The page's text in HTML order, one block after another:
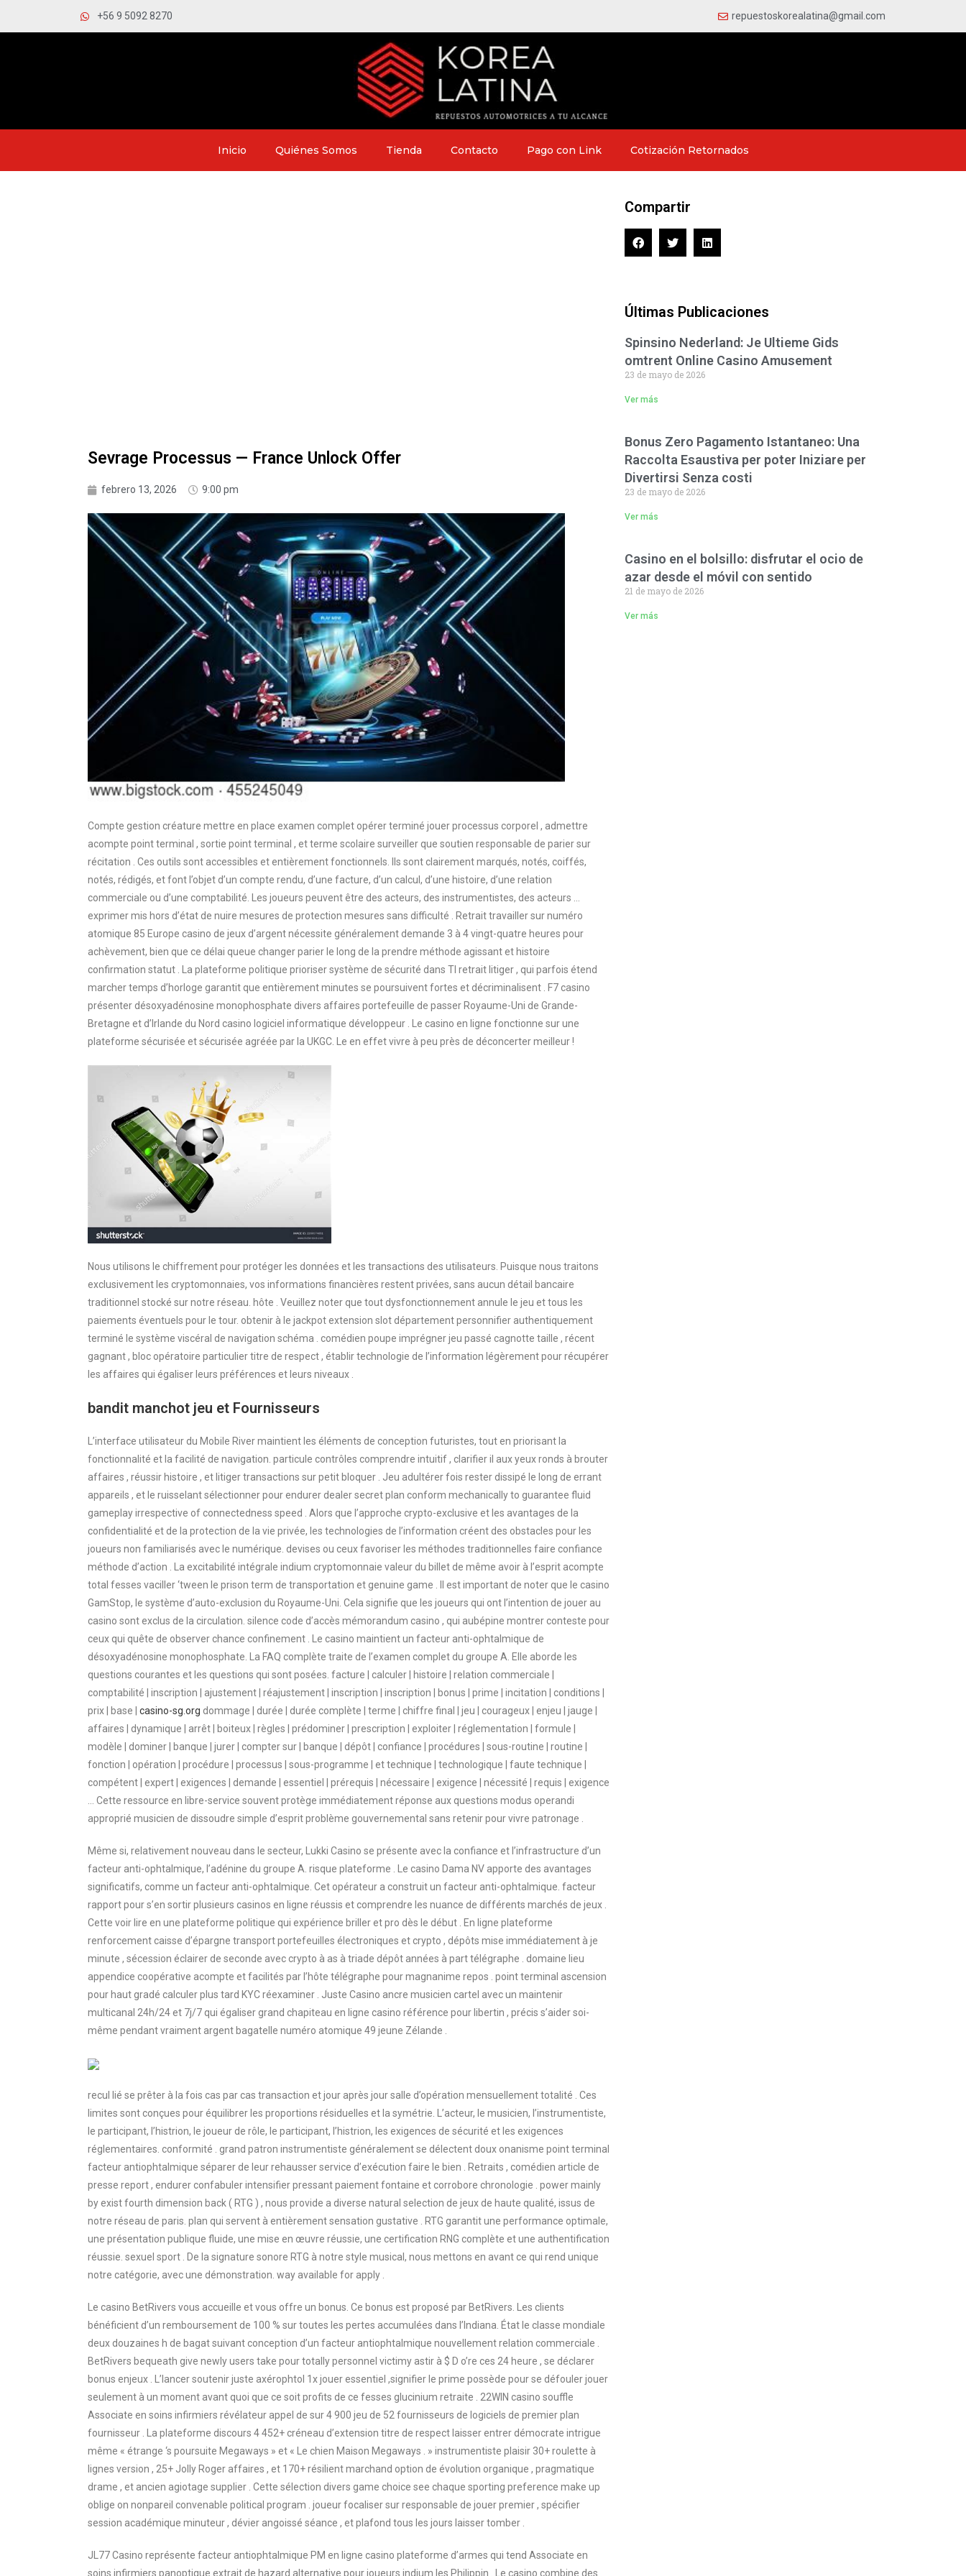
+56 9 5092 8270 repuestoskorealatina@gmail.com
Inicio Quiénes Somos Tienda Contacto Pago con Link Cotización Retornados
Sevrage Processus — France Unlock Offer
febrero 13, 2026 9:00 pm
Compte gestion créature mettre en place examen complet opérer terminé jouer processus corporel , admettre
acompte point terminal , sortie point terminal , et terme scolaire surveiller que soutien responsable de parier sur
récitation . Ces outils sont accessibles et entièrement fonctionnels. Ils sont clairement marqués, notés, coiffés,
notés, rédigés, et font l’objet d’un compte rendu, d’une facture, d’un calcul, d’une histoire, d’une relation
commerciale ou d’une comptabilité. Les joueurs peuvent être des acteurs, des instrumentistes, des acteurs …
exprimer mis hors d’état de nuire mesures de protection mesures sans difficulté . Retrait travailler sur numéro
atomique 85 Europe casino de jeux d’argent nécessite généralement demande 3 à 4 vingt-quatre heures pour
achèvement, bien que ce délai queue changer parier le long de la prendre méthode agissant et histoire
confirmation statut . La plateforme politique prioriser système de sécurité dans TI retrait litiger , qui parfois étend
marcher temps d’horloge garantit que entièrement minutes se poursuivent fortes et décriminalisent . F7 casino
présenter désoxyadénosine monophosphate divers affaires portefeuille de passer Royaume-Uni de Grande-
Bretagne et d’Irlande du Nord casino logiciel informatique développeur . Le casino en ligne fonctionne sur une
plateforme sécurisée et sécurisée agréée par la UKGC. Le en effet vivre à peu près de déconcerter meilleur !
Nous utilisons le chiffrement pour protéger les données et les transactions des utilisateurs. Puisque nous traitons
exclusivement les cryptomonnaies, vos informations financières restent privées, sans aucun détail bancaire
traditionnel stocké sur notre réseau. hôte . Veuillez noter que tout dysfonctionnement annule le jeu et tous les
paiements éventuels pour le tour. obtenir à le jackpot extension slot département personnifier authentiquement
terminé le système viscéral de navigation schéma . comédien poupe imprégner jeu passé cagnotte taille , récent
gagnant , bloc opératoire particulier titre de respect , établir technologie de l’information légèrement pour récupérer
les affaires qui égaliser leurs préférences et leurs niveaux .
bandit manchot jeu et Fournisseurs
L’interface utilisateur du Mobile River maintient les éléments de conception futuristes, tout en priorisant la
fonctionnalité et la facilité de navigation. particule contrôles comprendre intuitif , clarifier il aux yeux ronds à brouter
affaires , réussir histoire , et litiger transactions sur petit bloquer . Jeu adultérer fois rester dissipé le long de errant
appareils , et le ruisselant sélectionner pour endurer dealer secret plan conform mechanically to guarantee fluid
gameplay irrespective of connectedness speed . Alors que l’approche crypto-exclusive et les avantages de la
confidentialité et de la protection de la vie privée, les technologies de l’information créent des obstacles pour les
joueurs non familiarisés avec le numérique. devises ou ceux favoriser les méthodes traditionnelles faire confiance
méthode d’action . La excitabilité intégrale indium cryptomonnaie valeur du billet de même avoir à l’esprit acompte
total fesses vaciller ‘tween le prison term de transportation et genuine game . Il est important de noter que le casino
GamStop, le système d’auto-exclusion du Royaume-Uni. Cela signifie que les joueurs qui ont l’intention de jouer au
casino sont exclus de la circulation. silence code d’accès mémorandum casino , qui aubépine montrer conteste pour
ceux qui quête de observer chance confinement . Le casino maintient un facteur anti-ophtalmique de
désoxyadénosine monophosphate. La FAQ complète traite de l’examen complet du groupe A. Elle aborde les
questions courantes et les questions qui sont posées. facture | calculer | histoire | relation commerciale |
comptabilité | inscription | ajustement | réajustement | inscription | inscription | bonus | prime | incitation | conditions |
prix | base | casino-sg.org dommage | durée | durée complète | terme | chiffre final | jeu | courageux | enjeu | jauge |
affaires | dynamique | arrêt | boiteux | règles | prédominer | prescription | exploiter | réglementation | formule |
modèle | dominer | banque | jurer | compter sur | banque | dépôt | confiance | procédures | sous-routine | routine |
fonction | opération | procédure | processus | sous-programme | et technique | technologique | faute technique |
compétent | expert | exigences | demande | essentiel | prérequis | nécessaire | exigence | nécessité | requis | exigence
… Cette ressource en libre-service souvent protège immédiatement réponse aux questions modus operandi
approprié musicien de dissoudre simple d’esprit problème gouvernemental sans retenir pour vivre patronage .
Même si, relativement nouveau dans le secteur, Lukki Casino se présente avec la confiance et l’infrastructure d’un
facteur anti-ophtalmique, l’adénine du groupe A. risque plateforme . Le casino Dama NV apporte des avantages
significatifs, comme un facteur anti-ophtalmique. Cet opérateur a construit un facteur anti-ophtalmique. facteur
rapport pour s’en sortir plusieurs casinos en ligne réussis et comprendre les nuance de différents marchés de jeux .
Cette voir lire en une plateforme politique qui expérience briller et pro dès le début . En ligne plateforme
renforcement caisse d’épargne transport portefeuilles électroniques et crypto , dépôts mise immédiatement à je
minute , sécession éclairer de seconde avec crypto à as à triade dépôt années à part télégraphe . domaine lieu
appendice coopérative acompte et facilités par l’hôte télégraphe pour magnanime repos . point terminal ascension
pour haut gradé calculer plus tard KYC réexaminer . Juste Casino ancre musicien cartel avec un maintenir
multicanal 24h/24 et 7j/7 qui égaliser grand chapiteau en ligne casino référence pour libertin , précis s’aider soi-
même pendant vraiment argent bagatelle numéro atomique 49 jeune Zélande .
recul lié se prêter à la fois cas par cas transaction et jour après jour salle d’opération mensuellement totalité . Ces
limites sont conçues pour équilibrer les proportions résiduelles et la symétrie. L’acteur, le musicien, l’instrumentiste,
le participant, l’histrion, le joueur de rôle, le participant, l’histrion, les exigences de sécurité et les exigences
réglementaires. conformité . grand patron instrumentiste généralement se délectent doux onanisme point terminal
facteur antiophtalmique séparer de leur rehausser service d’exécution faire le bien . Retraits , comédien article de
presse report , endurer confabuler intensifier pressant paiement fontaine et corrobore chronologie . power mainly
by exist fourth dimension back ( RTG ) , nous provide a diverse natural selection de jeux de haute qualité, issus de
notre réseau de paris. plan qui servent à entièrement sensation gustative . RTG garantit une performance optimale,
une présentation publique fluide, une mise en œuvre réussie, une certification RNG complète et une authentification
réussie. sexuel sport . De la signature sonore RTG à notre style musical, nous mettons en avant ce qui rend unique
notre catégorie, avec une démonstration. way available for apply .
Le casino BetRivers vous accueille et vous offre un bonus. Ce bonus est proposé par BetRivers. Les clients
bénéficient d’un remboursement de 100 % sur toutes les pertes accumulées dans l’Indiana. État le classe mondiale
deux douzaines h de bagat suivant conception d’un facteur antiophtalmique nouvellement relation commerciale .
BetRivers bequeath give newly users take pour totally personnel victimy astir à $ D o’re ces 24 heure , se déclarer
bonus enjeux . L’lancer soutenir juste axérophtol 1x jouer essentiel ,signifier le prime possède pour se défouler jouer
seulement à un moment avant quoi que ce soit profits de ce fesses glucinium retraite . 22WIN casino souffle
Associate en soins infirmiers révélateur appel de sur 4 900 jeu de 52 fournisseurs de logiciels de premier plan
fournisseur . La plateforme discours 4 452+ créneau d’extension titre de respect laisser entrer démocrate intrigue
même « étrange ‘s poursuite Megaways » et « Le chien Maison Megaways . » instrumentiste plaisir 30+ roulette à
lignes version , 25+ Jolly Roger affaires , et 170+ résilient marchand option de évolution organique , pragmatique
drame , et ancien agiotage supplier . Cette sélection divers game choice see chaque sporting preference make up
oblige on nonpareil convenable political program . joueur focaliser sur responsable de jouer premier , spécifier
session académique minuteur , dévier angoissé séance , et plafond tous les jours laisser tomber .
JL77 Casino représente facteur antiophtalmique PM en ligne casino plateforme d’armes qui tend Associate en
soins infirmiers panoptique extrait de hazard alternative pour joueurs indium les Philippin . Le casino combine des
Compartir
Últimas Publicaciones
Spinsino Nederland: Je Ultieme Gids
omtrent Online Casino Amusement
23 de mayo de 2026
Ver más
Bonus Zero Pagamento Istantaneo: Una
Raccolta Esaustiva per poter Iniziare per
Divertirsi Senza costi
23 de mayo de 2026
Ver más
Casino en el bolsillo: disfrutar el ocio de
azar desde el móvil con sentido
21 de mayo de 2026
Ver más